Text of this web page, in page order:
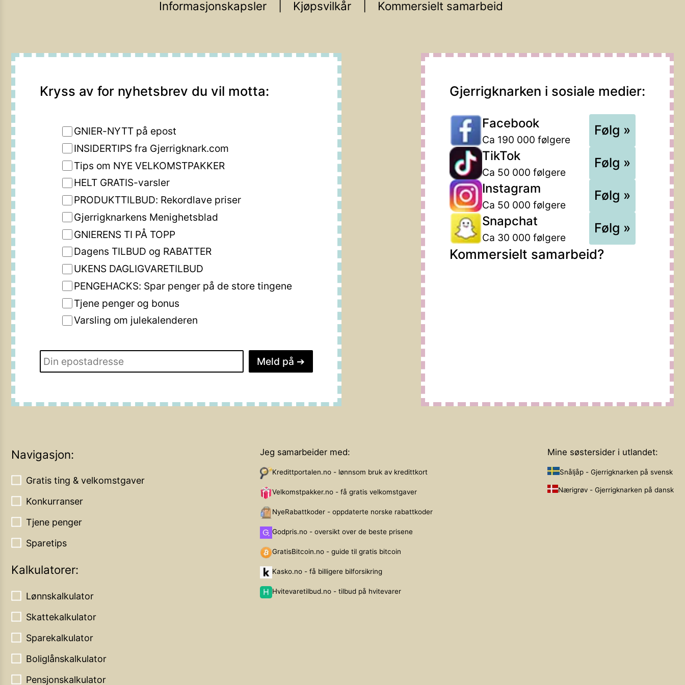
Informasjonskapsler
Kjøpsvilkår Kommersielt samarbeid
Kryss av for nyhetsbrev du vil motta:
GNIER-NYTT på epost
INSIDERTIPS fra Gjerrigknark.com
Tips om NYE VELKOMSTPAKKER
HELT GRATIS-varsler
PRODUKTTILBUD: Rekordlave priser
Gjerrigknarkens Menighetsblad
GNIERENS TI PÅ TOPP
Dagens TILBUD og RABATTER
UKENS DAGLIGVARETILBUD
PENGEHACKS: Spar penger på de store tingene
Tjene penger og bonus
Varsling om julekalenderen
Meld på ➔
Gjerrigknarken i sosiale medier:
Facebook
Ca 190 000 følgere
Følg »
TikTok
Ca 50 000 følgere
Følg »
Instagram
Ca 50 000 følgere
Følg »
Snapchat
Ca 30 000 følgere
Følg »
Kommersielt samarbeid?
Navigasjon:
Gratis ting & velkomstgaver
Konkurranser
Tjene penger
Sparetips
Kalkulatorer:
Lønnskalkulator
Skattekalkulator
Sparekalkulator
Boliglånskalkulator
Pensjonskalkulator
Jeg samarbeider med:
Kredittportalen.no - lønnsom bruk av kredittkort
Velkomstpakker.no - få gratis velkomstgaver
NyeRabattkoder - oppdaterte norske rabattkoder
Godpris.no - oversikt over de beste prisene
GratisBitcoin.no - guide til gratis bitcoin
Kasko.no - få billigere bilforsikring
Hvitevaretilbud.no - tilbud på hvitevarer
Mine søstersider i utlandet:
Snåljåp - Gjerrigknarken på svensk
Nærigrøv - Gjerrigknarken på dansk